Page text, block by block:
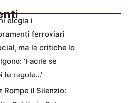
elogia i
ferroviari
ma le critiche lo
‘Facile se
le regole…’
Rompe il Silenzio: